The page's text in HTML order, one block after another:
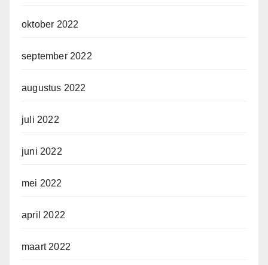
oktober 2022
september 2022
augustus 2022
juli 2022
juni 2022
mei 2022
april 2022
maart 2022